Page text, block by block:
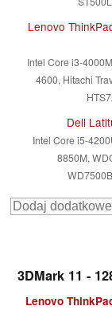
Lenovo
Intel Core i3-
4600, Hitachi
Dell
Intel Core i5-
8850M,
3DMark 11 -
Lenovo